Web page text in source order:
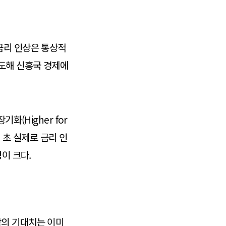
인상은 통상적
해 신흥국 경제에
기화(Higher for
실제로 금리 인
크다.
기대치는 이미